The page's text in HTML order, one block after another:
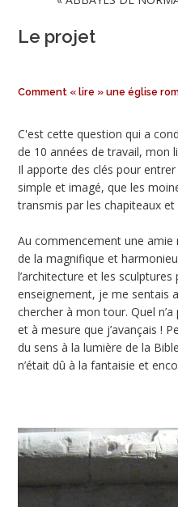
Le projet
Comment « lire » une église
C'est cette question qui a
de 10 années de travail, mon
Il apporte des clés pour
simple et imagé, que les
transmis par les chapiteaux et
Au commencement une amie
de la magnifique et
l’architecture et les
enseignement, je me sentais
chercher à mon tour. Quel
et à mesure que j’avançais !
du sens à la lumière de la
n’était dû à la fantaisie et